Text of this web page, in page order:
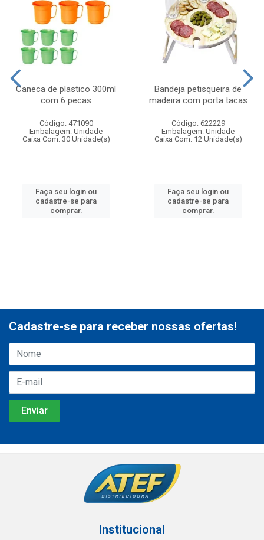
Caneca de plastico 300ml
com 6 pecas
Código: 471090
Embalagem: Unidade
Caixa Com: 30 Unidade(s)
Faça seu login ou
cadastre-se para
comprar.
Bandeja petisqueira de
madeira com porta tacas
Código: 622229
Embalagem: Unidade
Caixa Com: 12 Unidade(s)
Faça seu login ou
cadastre-se para
comprar.
Cadastre-se para receber nossas ofertas!
Institucional